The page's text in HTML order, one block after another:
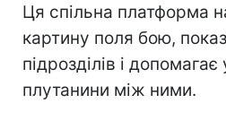
Ця спільна платформа
картину поля бою,
підрозділів і допомагає
плутанини між ними.